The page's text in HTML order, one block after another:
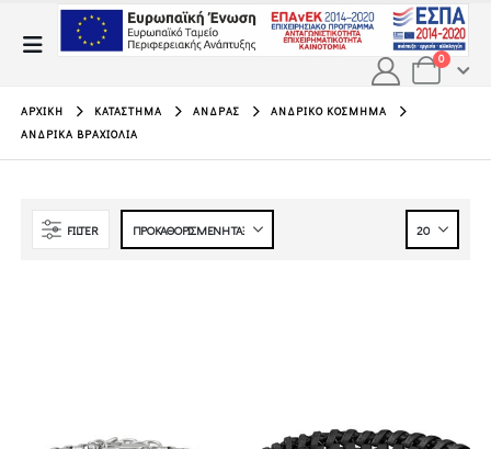
0
ΑΡΧΙΚΉ ΚΑΤΆΣΤΗΜΑ ΆΝΔΡΑΣ
ΑΝΔΡΙΚΌ ΚΌΣΜΗΜΑ
ΑΝΔΡΙΚΆ ΒΡΑΧΙΌΛΙΑ
FILTER